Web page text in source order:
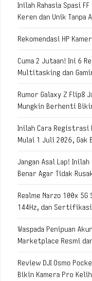
Inilah Rahasia Spasi
Keren dan Unik Tanpa
Rekomendasi HP
Cuma 2 Jutaan! Ini 6
Multitasking dan
Rumor Galaxy Z Flip8
Mungkin Berhenti
Inilah Cara
Mulai 1 Juli 2026, Gak
Jangan Asal Lap! Inilah
Benar Agar Tidak
Realme Narzo 100x
144Hz, dan
Waspada Penipuan
Marketplace Resmi
Review DJI Osmo
Bikin Kamera Pro